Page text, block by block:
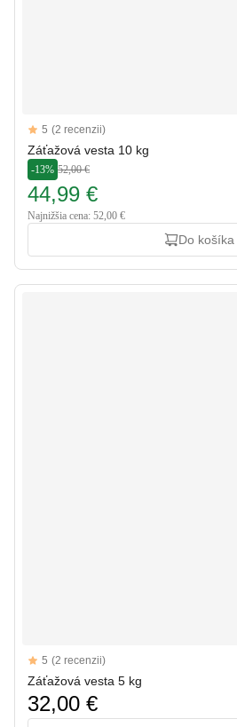
Reviews
5 out of 5 stars
5 (2 recenzii)
Záťažová vesta 10 kg
-13% 52,00 €
44,99 €
Najnižšia cena: 52,00 €
Do košíka
Reviews
5 out of 5 stars
5 (2 recenzii)
Záťažová vesta 5 kg
32,00 €